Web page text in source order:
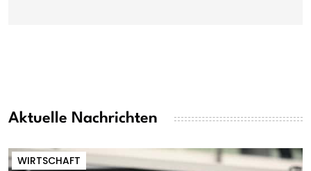
Aktuelle Nachrichten
WIRTSCHAFT